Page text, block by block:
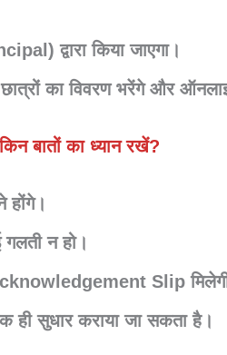
द्वारा किया जाएगा।
का विवरण भरेंगे और
बातों का ध्यान रखें?
होंगे।
न हो।
Slip
ही सुधार कराया जा सकता है।